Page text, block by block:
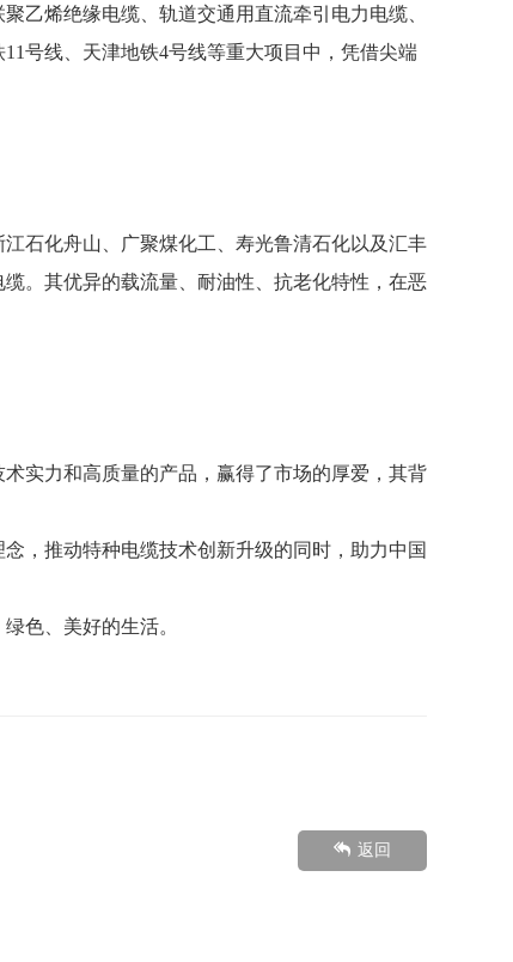
乙烯绝缘电缆、轨道交通用直流牵引电力电缆、
号线、天津地铁4号线等重大项目中，凭借尖端
石化舟山、广聚煤化工、寿光鲁清石化以及汇丰
。其优异的载流量、耐油性、抗老化特性，在恶
实力和高质量的产品，赢得了市场的厚爱，其背
，推动特种电缆技术创新升级的同时，助力中国
色、美好的生活。
返回